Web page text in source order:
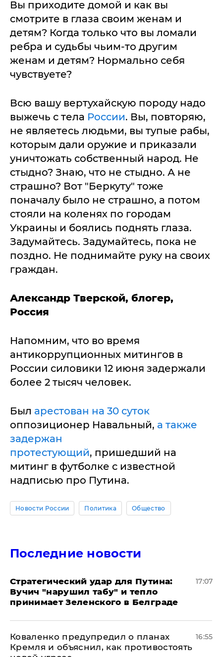
Вы приходите домой и как вы
смотрите в глаза своим женам и
детям? Когда только что вы ломали
ребра и судьбы чьим-то другим
женам и детям? Нормально себя
чувствуете?
Всю вашу вертухайскую породу надо
выжечь с тела России. Вы, повторяю,
не являетесь людьми, вы тупые рабы,
которым дали оружие и приказали
уничтожать собственный народ. Не
стыдно? Знаю, что не стыдно. А не
страшно? Вот "Беркуту" тоже
поначалу было не страшно, а потом
стояли на коленях по городам
Украины и боялись поднять глаза.
Задумайтесь. Задумайтесь, пока не
поздно. Не поднимайте руку на своих
граждан.
Александр Тверской, блогер,
Россия
Напомним, что во время
антикоррупционных митингов в
России силовики 12 июня задержали
более 2 тысяч человек.
Был арестован на 30 суток
оппозиционер Навальный, а также
задержан
протестующий, пришедший на
митинг в футболке с известной
надписью про Путина.
Новости России Политика Общество
Последние новости
Стратегический удар для Путина:
Вучич "нарушил табу" и тепло
принимает Зеленского в Белграде
17:07
Коваленко предупредил о планах
Кремля и объяснил, как противостоять
16:55